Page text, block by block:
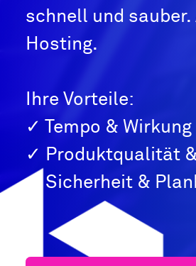
schnell und
Hosting.
Ihre Vorteile:
✓ Tempo & Wirkung
✓ Produktqualität
✓ Sicherheit &